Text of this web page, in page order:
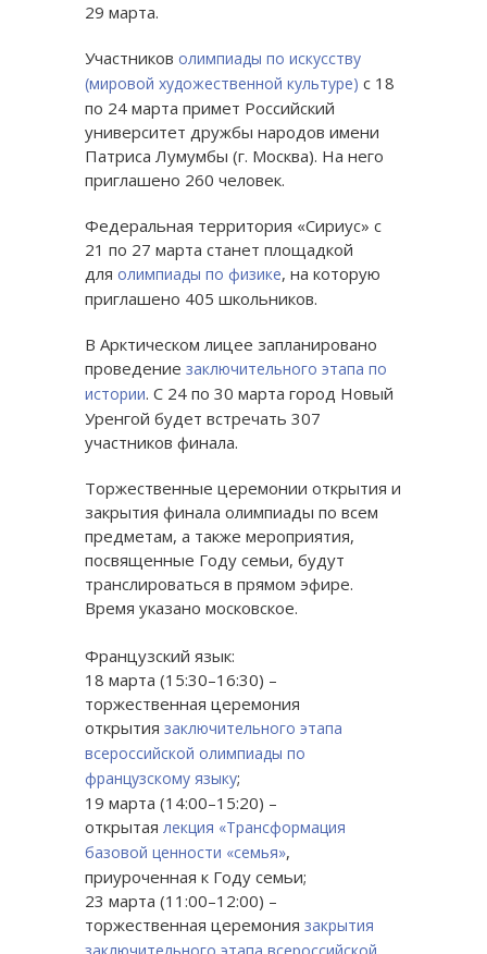
29 марта.
Участников олимпиады по искусству
(мировой художественной культуре) с 18
по 24 марта примет Российский
университет дружбы народов имени
Патриса Лумумбы (г. Москва). На него
приглашено 260 человек.
Федеральная территория «Сириус» с
21 по 27 марта станет площадкой
для олимпиады по физике, на которую
приглашено 405 школьников.
В Арктическом лицее запланировано
проведение заключительного этапа по
истории. С 24 по 30 марта город Новый
Уренгой будет встречать 307
участников финала.
Торжественные церемонии открытия и
закрытия финала олимпиады по всем
предметам, а также мероприятия,
посвященные Году семьи, будут
транслироваться в прямом эфире.
Время указано московское.
Французский язык:
18 марта (15:30–16:30) –
торжественная церемония
открытия заключительного этапа
всероссийской олимпиады по
французскому языку;
19 марта (14:00–15:20) –
открытая лекция «Трансформация
базовой ценности «семья»,
приуроченная к Году семьи;
23 марта (11:00–12:00) –
торжественная церемония закрытия